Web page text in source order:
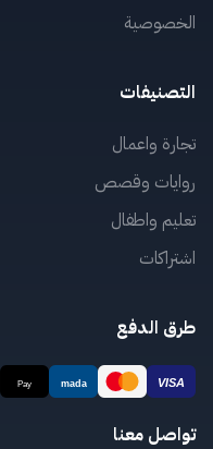
الخصوصية
التصنيفات
تجارة واعمال
روايات وقصص
تعليم واطفال
اشتراكات
طرق الدفع
تواصل معنا